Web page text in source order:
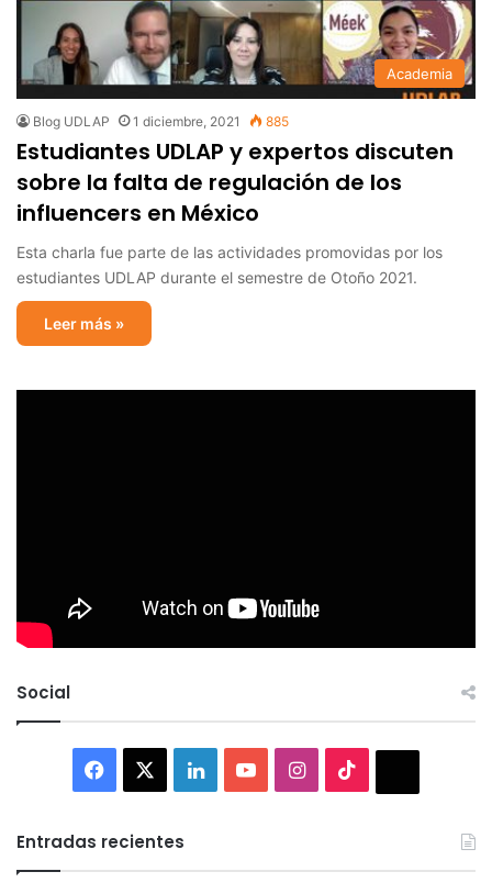
Academia
Blog UDLAP 1 diciembre, 2021 885
Estudiantes UDLAP y expertos discuten
sobre la falta de regulación de los
influencers en México
Esta charla fue parte de las actividades promovidas por los
estudiantes UDLAP durante el semestre de Otoño 2021.
Leer más »
Social
Facebook LinkedInYouTubeInstagram
Entradas recientes